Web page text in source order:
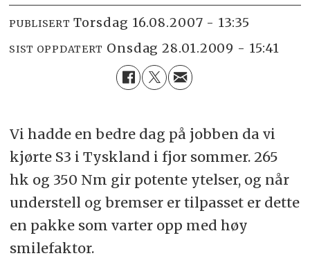
PUBLISERT torsdag 16.08.2007 - 13:35
SIST OPPDATERT onsdag 28.01.2009 - 15:41
Vi hadde en bedre dag på jobben da vi
kjørte S3 i Tyskland i fjor sommer. 265
hk og 350 Nm gir potente ytelser, og når
understell og bremser er tilpasset er dette
en pakke som varter opp med høy
smilefaktor.